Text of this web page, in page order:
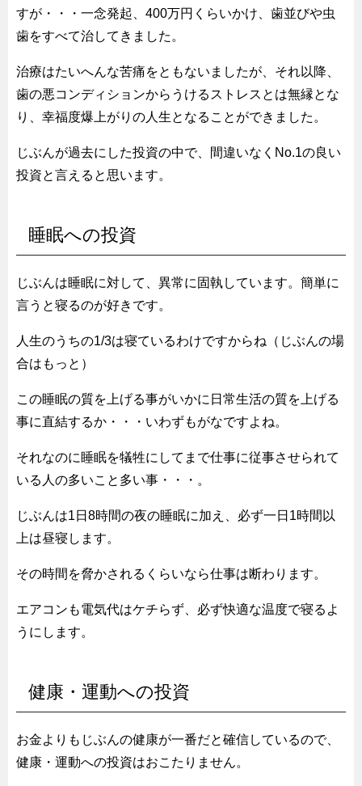
すが・・・一念発起、400万円くらいかけ、歯並びや虫
歯をすべて治してきました。
治療はたいへんな苦痛をともないましたが、それ以降、
歯の悪コンディションからうけるストレスとは無縁とな
り、幸福度爆上がりの人生となることができました。
じぶんが過去にした投資の中で、間違いなくNo.1の良い
投資と言えると思います。
睡眠への投資
じぶんは睡眠に対して、異常に固執しています。簡単に
言うと寝るのが好きです。
人生のうちの1/3は寝ているわけですからね（じぶんの場
合はもっと）
この睡眠の質を上げる事がいかに日常生活の質を上げる
事に直結するか・・・いわずもがなですよね。
それなのに睡眠を犠牲にしてまで仕事に従事させられて
いる人の多いこと多い事・・・。
じぶんは1日8時間の夜の睡眠に加え、必ず一日1時間以
上は昼寝します。
その時間を脅かされるくらいなら仕事は断わります。
エアコンも電気代はケチらず、必ず快適な温度で寝るよ
うにします。
健康・運動への投資
お金よりもじぶんの健康が一番だと確信しているので、
健康・運動への投資はおこたりません。